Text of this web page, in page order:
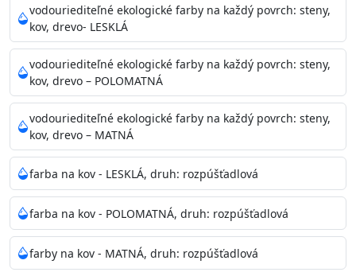
nemocnice, pôrodnice, operačné
sály, potravinárske priestory, detské izby, školy,
škôlky, telocvične, a samozrejme je
vhodná aj do bežných priestorov. Je plne umývateľná
(trieda 2 podľa EN 13300) pri
zachovaní priedušnosti vodných pár z natretých
povrchov. Má vynikajúcu kryciu schopnosť,
vysokú výdatnosť a výborný rozliv. Je možné ju tónovať v
bohatej škále odtieňov.
Odtieň: Biela + je možné tónovať podľa RAL, NCS,
Pantone
vodouriediteľné ekologické farby na každý povrch: steny,
kov, drevo- LESKLÁ
vodouriediteľné ekologické farby na každý povrch: steny,
kov, drevo – POLOMATNÁ
vodouriediteľné ekologické farby na každý povrch: steny,
kov, drevo – MATNÁ
farba na kov - LESKLÁ, druh: rozpúšťadlová
farba na kov - POLOMATNÁ, druh: rozpúšťadlová
farby na kov - MATNÁ, druh: rozpúšťadlová